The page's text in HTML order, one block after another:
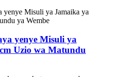
yenye Misuli ya
Uzio wa Matundu